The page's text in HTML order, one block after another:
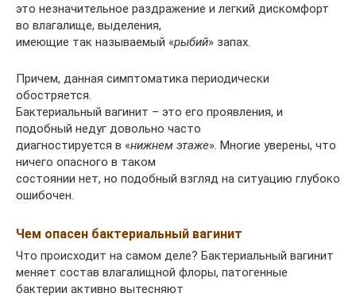
это незначительное раздражение и легкий дискомфорт
во влагалище, выделения,
имеющие так называемый «рыбий» запах.
Причем, данная симптоматика периодически
обостряется.
Бактериальный вагинит – это его проявления, и
подобный недуг довольно часто
диагностируется в «нижнем этаже». Многие уверены, что
ничего опасного в таком
состоянии нет, но подобный взгляд на ситуацию глубоко
ошибочен.
Чем опасен бактериальный вагинит
Что происходит на самом деле? Бактериальный вагинит
меняет состав влагалищной флоры, патогенные
бактерии активно вытесняют